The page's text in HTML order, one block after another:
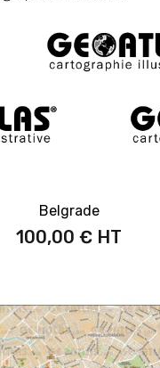
Belgrade
100,00 €